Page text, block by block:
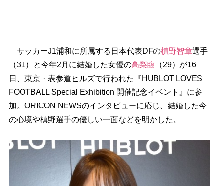
サッカーJ1浦和に所属する日本代表DFの槙野智章選手
（31）と今年2月に結婚した女優の高梨臨（29）が16
日、東京・表参道ヒルズで行われた『HUBLOT LOVES
FOOTBALL Special Exhibition 開催記念イベント』に参
加。ORICON NEWSのインタビューに応じ、結婚した今
の心境や槙野選手の優しい一面などを明かした。